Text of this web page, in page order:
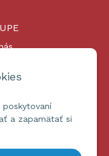
poskytovaní
a zapamätať si